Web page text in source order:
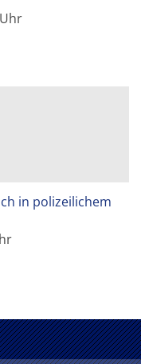
in polizeilichem